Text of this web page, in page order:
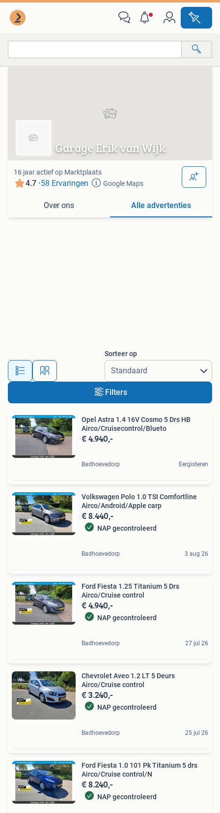
Van deze adverteerder
Garage Erik van Wijk
16 jaar actief op Marktplaats
4.7 ·58 Ervaringen Google Maps
Over ons Alle advertenties
Sorteer op
Filters
Opel Astra 1.4 16V Cosmo 5 Drs HB
Airco/Cruisecontrol/Blueto
€ 4.940,-
Badhoevedorp Eergisteren
Volkswagen Polo 1.0 TSI Comfortline
Airco/Android/Apple carp
€ 8.440,-
NAP gecontroleerd
Badhoevedorp 3 aug 26
Ford Fiesta 1.25 Titanium 5 Drs
Airco/Cruise control
€ 4.940,-
NAP gecontroleerd
Badhoevedorp 27 jul 26
Chevrolet Aveo 1.2 LT 5 Deurs
Airco/Cruise control
€ 3.240,-
NAP gecontroleerd
Badhoevedorp 25 jul 26
Ford Fiesta 1.0 101 Pk Titanium 5 drs
Airco/Cruise control/N
€ 8.240,-
NAP gecontroleerd